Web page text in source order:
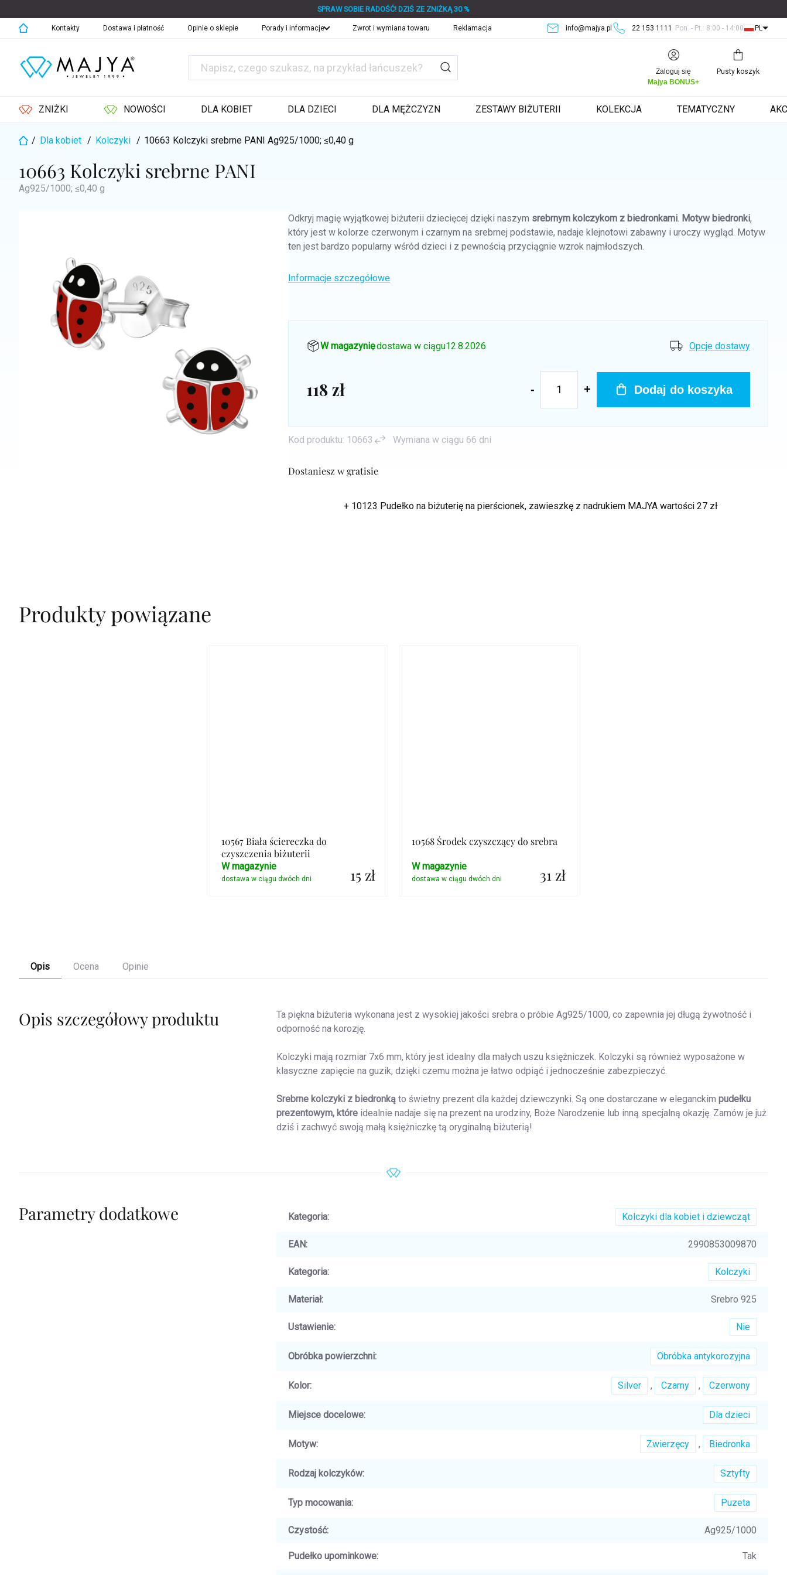
do
treści
SPRAW SOBIE RADOŚĆ! DZIŚ ZE ZNIŻKĄ 30 %
22 153 1111 Pon. - Pt.: 8:00 - 14:00
info@majya.pl
Kontakty Dostawa i płatność Opinie o sklepie Porady i informacje Zwrot i wymiana towaru Reklamacja PL
Zaloguj się
Majya BONUS+
Koszyk
Pusty koszyk
ZNIŻKI NOWOŚCI DLA KOBIET DLA DZIECI DLA MĘŻCZYZN ZESTAWY BIŻUTERII KOLEKCJA TEMATYCZNY
Home
/ Dla kobiet / Kolczyki / 10663 Kolczyki srebrne PANIAg925/1000; ≤0,40 g
10663 Kolczyki srebrne PANI
Ag925/1000; ≤0,40 g
Dostaniesz w gratisie
+ 10123 Pudełko na biżuterię na pierścionek, zawieszkę z nadrukiem MAJYA wartości 27 zł
Odkryj magię wyjątkowej biżuterii dziecięcej dzięki naszym srebrnym kolczykom z biedronkami. Motyw biedronki,
który jest w kolorze czerwonym i czarnym na srebrnej podstawie, nadaje klejnotowi zabawny i uroczy wygląd. Motyw
ten jest bardzo popularny wśród dzieci i z pewnością przyciągnie wzrok najmłodszych.
Informacje szczegółowe
W magazynie, dostawa w ciągu12.8.2026 Opcje dostawy
118 zł Dodaj do koszyka
Kod produktu: 10663 Wymiana w ciągu 66 dni
Produkty powiązane
10567 Biała ściereczka do
czyszczenia biżuterii
15 zł
W magazynie
10568 Środek czyszczący do srebra
31 zł
W magazynie
Opis Ocena Opinie
Opis szczegółowy produktu
Ta piękna biżuteria wykonana jest z wysokiej jakości srebra o próbie Ag925/1000, co zapewnia jej długą żywotność i
odporność na korozję.
Kolczyki mają rozmiar 7x6 mm, który jest idealny dla małych uszu księżniczek. Kolczyki są również wyposażone w
klasyczne zapięcie na guzik, dzięki czemu można je łatwo odpiąć i jednocześnie zabezpieczyć.
Srebrne kolczyki z biedronką to świetny prezent dla każdej dziewczynki. Są one dostarczane w eleganckim pudełku
prezentowym, które idealnie nadaje się na prezent na urodziny, Boże Narodzenie lub inną specjalną okazję. Zamów je już
dziś i zachwyć swoją małą księżniczkę tą oryginalną biżuterią!
Parametry dodatkowe Kategoria: Kolczyki dla kobiet i dziewcząt
EAN: 2990853009870
Kategoria: Kolczyki
Materiał: Srebro 925
Ustawienie: Nie
Obróbka powierzchni: Obróbka antykorozyjna
Kolor: Silver , Czarny , Czerwony
Miejsce docelowe: Dla dzieci
Motyw: Zwierzęcy , Biedronka
Rodzaj kolczyków: Sztyfty
Typ mocowania: Puzeta
Czystość: Ag925/1000
Pudełko upominkowe: Tak